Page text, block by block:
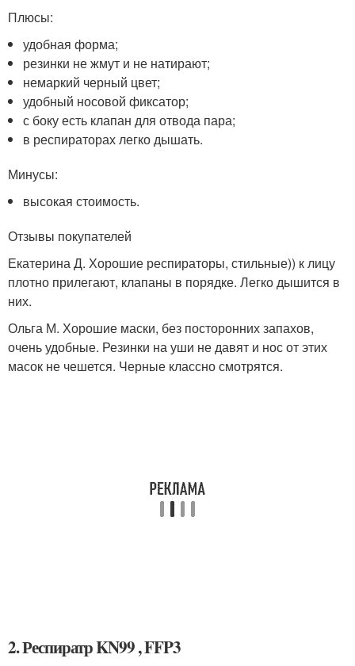
Плюсы:
удобная форма;
резинки не жмут и не натирают;
немаркий черный цвет;
удобный носовой фиксатор;
с боку есть клапан для отвода пара;
в респираторах легко дышать.
Минусы:
высокая стоимость.
Отзывы покупателей
Екатерина Д. Хорошие респираторы, стильные)) к лицу
плотно прилегают, клапаны в порядке. Легко дышится в
них.
Ольга М. Хорошие маски, без посторонних запахов,
очень удобные. Резинки на уши не давят и нос от этих
масок не чешется. Черные классно смотрятся.
2. Респиратр KN99 , FFP3